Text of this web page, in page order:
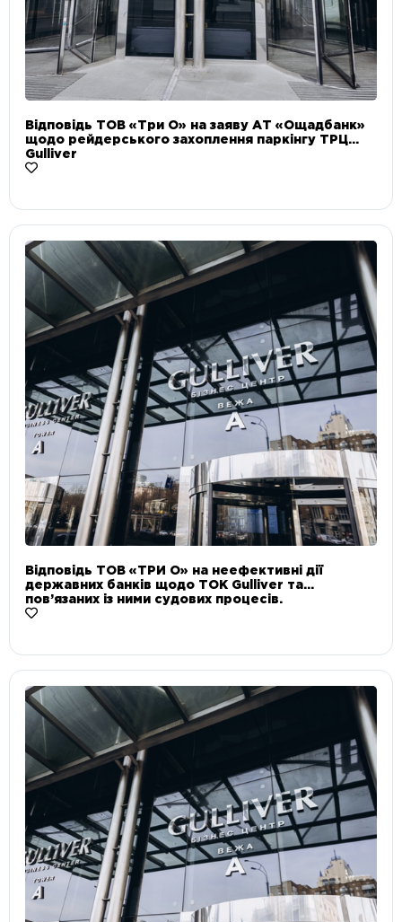
Відповідь ТОВ «Три О» на заяву АТ «Ощадбанк»
щодо рейдерського захоплення паркінгу ТРЦ
Gulliver
Відповідь ТОВ «ТРИ О» на неефективні дії
державних банків щодо ТОК Gulliver та
пов’язаних із ними судових процесів.